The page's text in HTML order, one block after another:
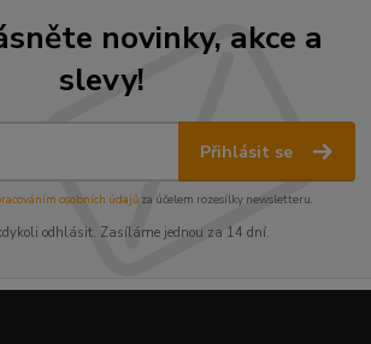
novinky, akce a
slevy!
Přihlásit se
osobních údajůza účelem rozesílky newsletteru.
odhlásit. Zasíláme jednou za 14 dní.